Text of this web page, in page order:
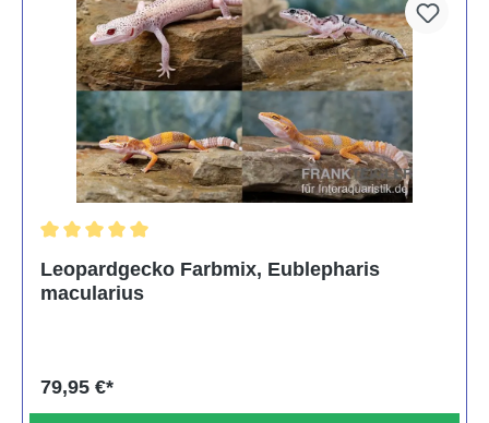
Leopardgecko Farbmix, Eublepharis
macularius
79,95 €*